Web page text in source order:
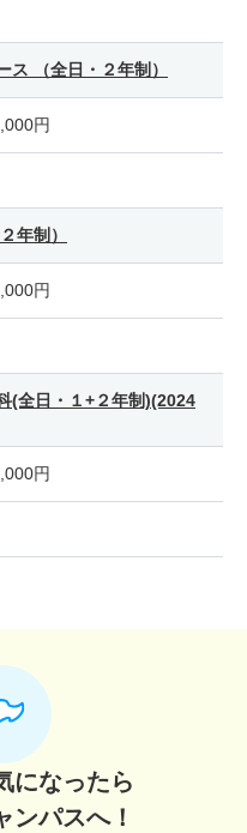
ス （全日・２年制）
円
年制）
円
(全日・１+２年制)(2024
円
になったら
ンパスへ！